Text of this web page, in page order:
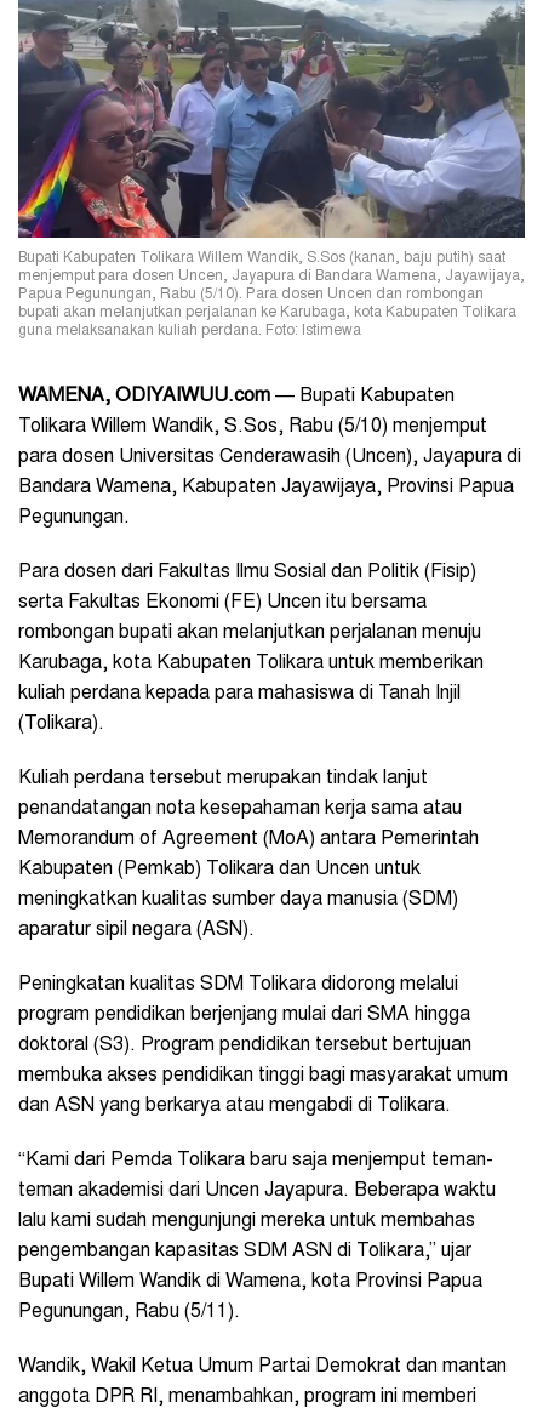
Bupati Kabupaten Tolikara Willem Wandik, S.Sos (kanan, baju putih) saat
menjemput para dosen Uncen, Jayapura di Bandara Wamena, Jayawijaya,
Papua Pegunungan, Rabu (5/10). Para dosen Uncen dan rombongan
bupati akan melanjutkan perjalanan ke Karubaga, kota Kabupaten Tolikara
guna melaksanakan kuliah perdana. Foto: Istimewa
WAMENA, ODIYAIWUU.com — Bupati Kabupaten
Tolikara Willem Wandik, S.Sos, Rabu (5/10) menjemput
para dosen Universitas Cenderawasih (Uncen), Jayapura di
Bandara Wamena, Kabupaten Jayawijaya, Provinsi Papua
Pegunungan.
Para dosen dari Fakultas Ilmu Sosial dan Politik (Fisip)
serta Fakultas Ekonomi (FE) Uncen itu bersama
rombongan bupati akan melanjutkan perjalanan menuju
Karubaga, kota Kabupaten Tolikara untuk memberikan
kuliah perdana kepada para mahasiswa di Tanah Injil
(Tolikara).
Kuliah perdana tersebut merupakan tindak lanjut
penandatangan nota kesepahaman kerja sama atau
Memorandum of Agreement (MoA) antara Pemerintah
Kabupaten (Pemkab) Tolikara dan Uncen untuk
meningkatkan kualitas sumber daya manusia (SDM)
aparatur sipil negara (ASN).
Peningkatan kualitas SDM Tolikara didorong melalui
program pendidikan berjenjang mulai dari SMA hingga
doktoral (S3). Program pendidikan tersebut bertujuan
membuka akses pendidikan tinggi bagi masyarakat umum
dan ASN yang berkarya atau mengabdi di Tolikara.
“Kami dari Pemda Tolikara baru saja menjemput teman-
teman akademisi dari Uncen Jayapura. Beberapa waktu
lalu kami sudah mengunjungi mereka untuk membahas
pengembangan kapasitas SDM ASN di Tolikara,” ujar
Bupati Willem Wandik di Wamena, kota Provinsi Papua
Pegunungan, Rabu (5/11).
Wandik, Wakil Ketua Umum Partai Demokrat dan mantan
anggota DPR RI, menambahkan, program ini memberi